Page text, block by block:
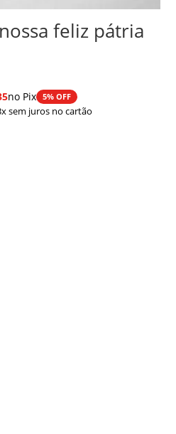
feliz pátria
no Pix 5% OFF
sem juros no cartão